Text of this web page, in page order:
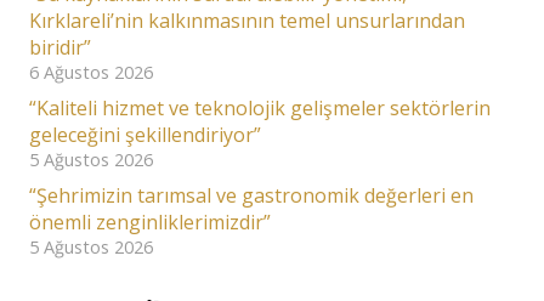
Kırklareli’nin kalkınmasının temel unsurlarından
biridir”
6 Ağustos 2026
“Kaliteli hizmet ve teknolojik gelişmeler sektörlerin
geleceğini şekillendiriyor”
5 Ağustos 2026
“Şehrimizin tarımsal ve gastronomik değerleri en
önemli zenginliklerimizdir”
5 Ağustos 2026